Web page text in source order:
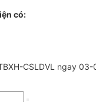
có:
CSLDVL ngay